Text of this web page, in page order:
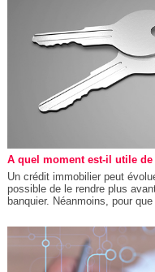
A quel moment est-il utile
Un crédit immobilier peut
possible de le rendre plus
banquier. Néanmoins, pour